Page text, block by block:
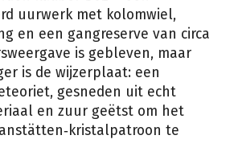
uurwerk met kolomwiel,
en een gangreserve van circa
is gebleven, maar
is de wijzerplaat: een
gesneden uit echt
en zuur geëtst om het
te